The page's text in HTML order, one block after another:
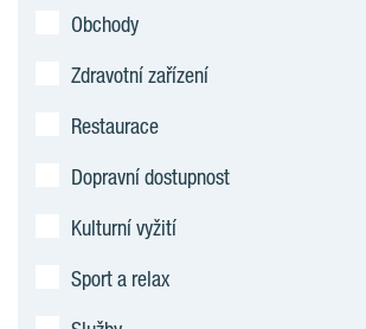
Obchody
Zdravotní zařízení
Restaurace
Dopravní dostupnost
Kulturní vyžití
Sport a relax